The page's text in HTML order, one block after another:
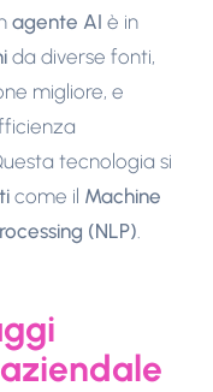
agente AI è in
da diverse fonti,
migliore, e
tecnologia si
come il Machine
(NLP)